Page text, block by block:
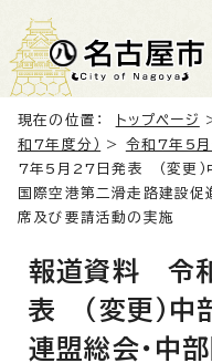
現在の位置： トップページ
和7年度分）
> 令和7年5月
7年5月27日発表 （変更）
国際空港第二滑走路建設
席及び要請活動の実施
報道資料 令
表 （変更）中
連盟総会・中